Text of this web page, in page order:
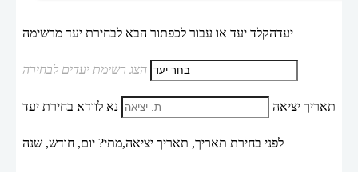
יעדהקלד יעד או עבור לכפתור הבא לבחירת יעד מרשימה
הצג רשימת יעדים לבחירה
תאריך יציאה נא לוודא בחירת יעד
לפני בחירת תאריך, תאריך יציאה,מתי? יום, חודש, שנה